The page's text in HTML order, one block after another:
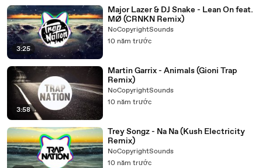
3:25
Major Lazer & DJ Snake - Lean On feat.
MØ (CRNKN Remix)
NoCopyrightSounds
10 năm trước
3:58
Martin Garrix - Animals (Gioni Trap
Remix)
NoCopyrightSounds
10 năm trước
Trey Songz - Na Na (Kush Electricity
Remix)
NoCopyrightSounds
10 năm trước